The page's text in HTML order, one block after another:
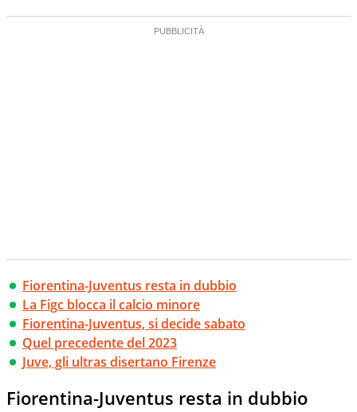
Fiorentina-Juventus resta in dubbio
La Figc blocca il calcio minore
Fiorentina-Juventus, si decide sabato
Quel precedente del 2023
Juve, gli ultras disertano Firenze
Fiorentina-Juventus resta in dubbio